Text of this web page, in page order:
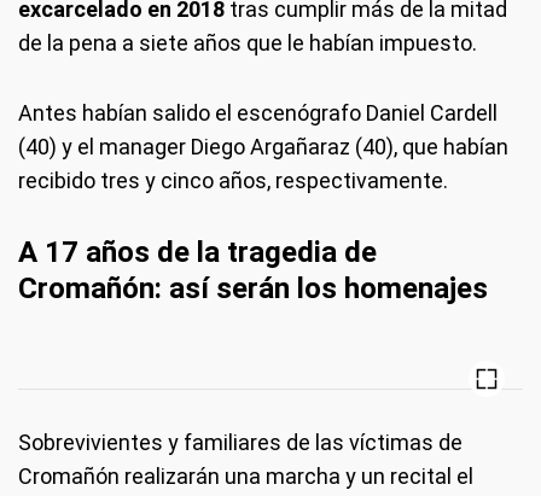
excarcelado en 2018 tras cumplir más de la mitad
de la pena a siete años que le habían impuesto.
Antes habían salido el escenógrafo Daniel Cardell
(40) y el manager Diego Argañaraz (40), que habían
recibido tres y cinco años, respectivamente.
A 17 años de la tragedia de
Cromañón: así serán los homenajes
Sobrevivientes y familiares de las víctimas de
Cromañón realizarán una marcha y un recital el